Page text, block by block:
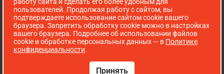
г. Йошкар-Ола, ул. Луначарского, д. 52 А
Тел.: (8362) 41-07-31
Часы работы:
Понедельник – Пятница: с 8:00 до 18:00
пользователей. Продолжая работу с сайтом, вы
подтверждаете использование сайтом cookie вашего
браузера. Запретить обработку cookie можно в настройках
вашего браузера. Подробнее об использовании файлов
cookie и обработке персональных данных — в Политике
конфиденциальности.
Принять